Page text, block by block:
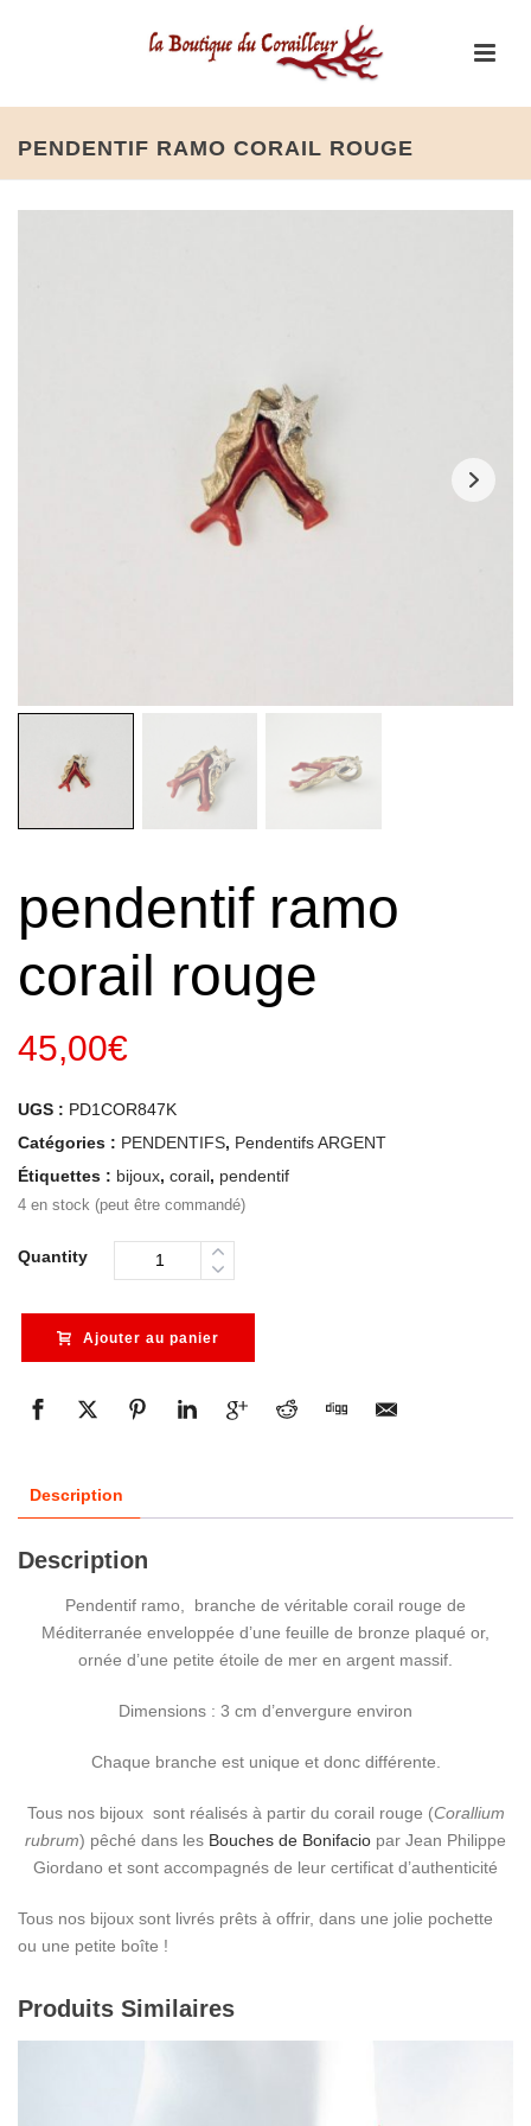
PENDENTIF RAMO CORAIL ROUGE
pendentif ramo
corail rouge
45,00€
UGS : PD1COR847K
Catégories : PENDENTIFS, Pendentifs ARGENT
Étiquettes : bijoux, corail, pendentif
4 en stock (peut être commandé)
Quantity
Ajouter au panier
Description
Description
Pendentif ramo, branche de véritable corail rouge de
Méditerranée enveloppée d’une feuille de bronze plaqué or,
ornée d’une petite étoile de mer en argent massif.
Dimensions : 3 cm d’envergure environ
Chaque branche est unique et donc différente.
Tous nos bijoux sont réalisés à partir du corail rouge (Corallium
rubrum) pêché dans les Bouches de Bonifacio par Jean Philippe
Giordano et sont accompagnés de leur certificat d’authenticité
Tous nos bijoux sont livrés prêts à offrir, dans une jolie pochette
ou une petite boîte !
Produits Similaires